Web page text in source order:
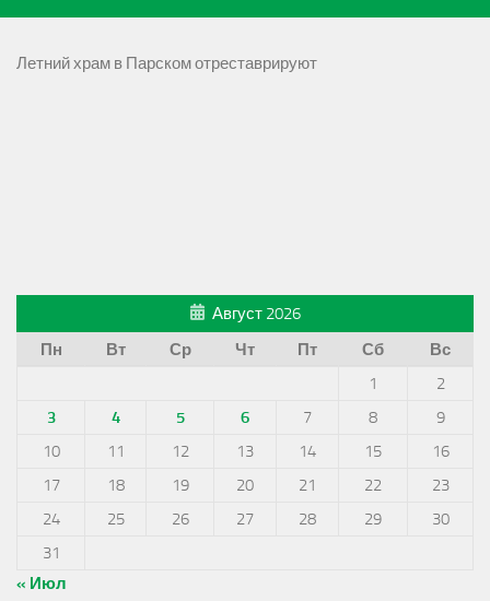
Летний храм в Парском отреставрируют
Август 2026
Пн
Вт Ср Чт Пт Сб
Вс
1
2
3
4 5 6 7 8
9
10
11 12 13 14 15
16
17
18 19 20 21 22
23
24
25 26 27 28 29
30
31
« Июл